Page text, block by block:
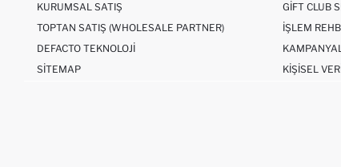
KURUMSAL SATIŞ
TOPTAN SATIŞ (WHOLESALE PARTNER)
DEFACTO TEKNOLOJI
SITEMAP
GIFT CLUB
İŞLEM
KIŞISEL